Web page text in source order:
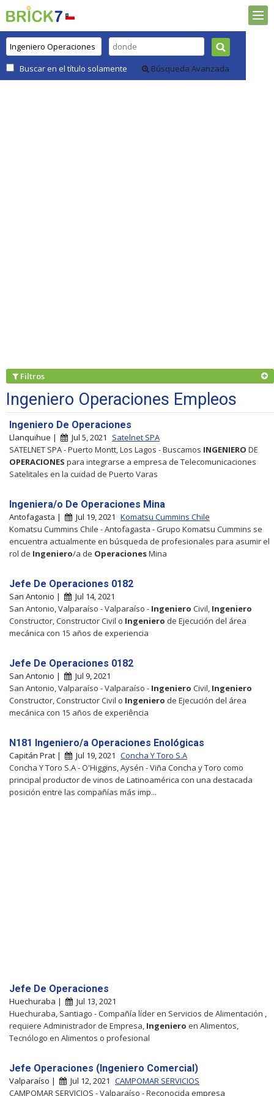
Buscar en el título solamente Búsqueda Avanzada
Filtros
Ingeniero Operaciones Empleos
Ingeniero De Operaciones
Llanquihue | Jul 5, 2021
Satelnet SPA
SATELNET SPA - Puerto Montt, Los Lagos - Buscamos INGENIERO DE
OPERACIONES para integrarse a empresa de Telecomunicaciones
Satelitales en la cuidad de Puerto Varas
Ingeniera/o De Operaciones Mina
Antofagasta | Jul 19, 2021 Komatsu Cummins Chile
Komatsu Cummins Chile - Antofagasta - Grupo Komatsu Cummins se
encuentra actualmente en búsqueda de profesionales para asumir el
rol de Ingeniero/a de OperacionesMina
Jefe De Operaciones 0182
San Antonio |
Jul 14, 2021
San Antonio, Valparaíso - Valparaíso - Ingeniero Civil, Ingeniero
Constructor, Constructor Civil o Ingeniero de Ejecución del área
mecánica con 15 años de experiencia
Jefe De Operaciones 0182
San Antonio |
Jul 9, 2021
San Antonio, Valparaíso - Valparaíso - Ingeniero Civil, Ingeniero
Constructor, Constructor Civil o Ingeniero de Ejecución del área
mecánica con 15 años de experiência
N181 Ingeniero/a Operaciones Enológicas
Capitán Prat | Jul 19, 2021 Concha Y Toro S.A
Concha Y Toro S.A - O'Higgins, Aysén - Viña Concha y Toro como
principal productor de vinos de Latinoamérica con una destacada
posición entre las compañías más imp...
Jefe De Operaciones
Huechuraba |
Jul 13, 2021
Huechuraba, Santiago - Compañía líder en Servicios de Alimentación ,
requiere Administrador de Empresa, Ingeniero en Alimentos,
Tecnólogo en Alimentos o profesional
Jefe Operaciones (Ingeniero Comercial)
Valparaíso | Jul 12, 2021 CAMPOMAR SERVICIOS
CAMPOMAR SERVICIOS - Valparaíso - Reconocida empresa